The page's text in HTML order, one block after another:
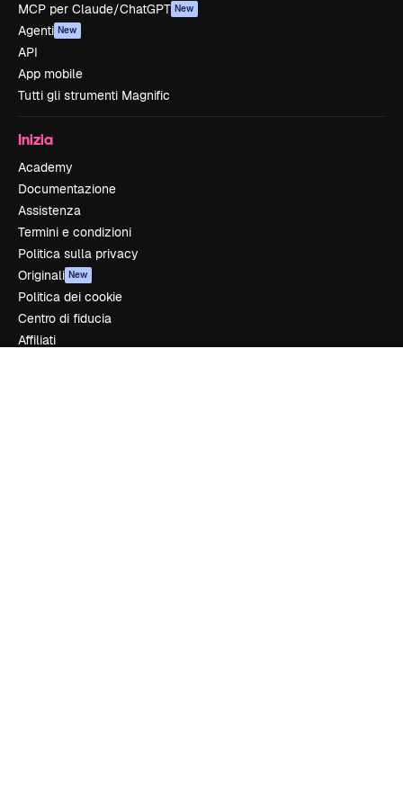
MCP per Claude/ChatGPT New
Agenti New
API
App mobile
Tutti gli strumenti Magnific
Inizia
Academy
Documentazione
Assistenza
Termini e condizioni
Politica sulla privacy
Originali New
Politica dei cookie
Centro di fiducia
Affiliati